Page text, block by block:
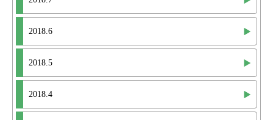
2018.6
2018.5
2018.4